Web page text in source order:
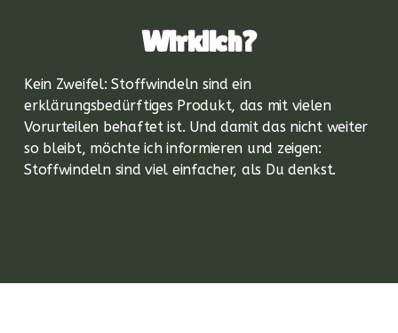
Wirklich?
Kein Zweifel: Stoffwindeln sind ein
erklärungsbedürftiges Produkt, das mit vielen
Vorurteilen behaftet ist. Und damit das nicht weiter
so bleibt, möchte ich informieren und zeigen:
Stoffwindeln sind viel einfacher, als Du denkst.